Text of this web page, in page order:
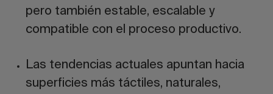
pero también estable, escalable y
compatible con el proceso productivo.
Las tendencias actuales apuntan hacia
superficies más táctiles, naturales,